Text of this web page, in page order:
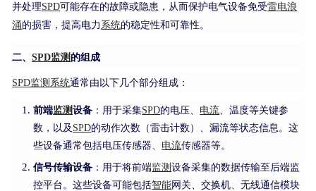
并处理SPD可能存在的故障或隐患，从而保护电气设备免受雷电浪
涌的损害，提高电力 系统的稳定性和可靠性。
二、SPD监测 的组成
SPD监测 系统通常由以下几个部分组成：
前端监测设备 ：用于采集SPD的电压、 电流 、温度等关键参
数，以及 SPD的动作次数（雷击计数）、漏流等状态信息。这
些设备通常包括电压传感器、 电流传感器等。
信号传输设备 ：用于将前端监测设备采集的数据传输至后端监
控平台。这些设备可能包括智能网关、交换机、无线通信模块